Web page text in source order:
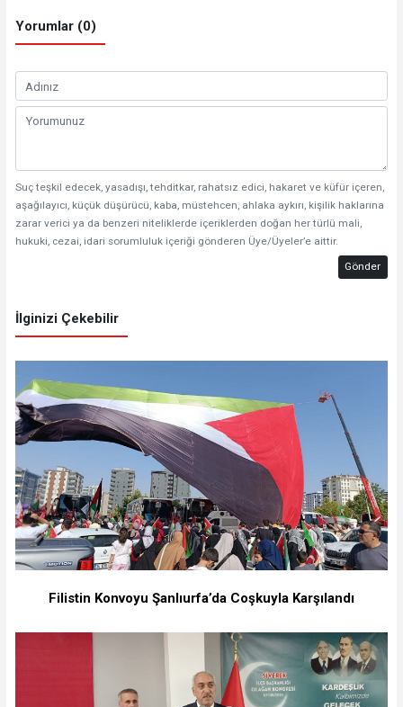
Yorumlar (0)
Suç teşkil edecek, yasadışı, tehditkar, rahatsız edici, hakaret ve küfür içeren,
aşağılayıcı, küçük düşürücü, kaba, müstehcen, ahlaka aykırı, kişilik haklarına
zarar verici ya da benzeri niteliklerde içeriklerden doğan her türlü mali,
hukuki, cezai, idari sorumluluk içeriği gönderen Üye/Üyeler’e aittir.
Gönder
İlginizi Çekebilir
Filistin Konvoyu Şanlıurfa’da Coşkuyla Karşılandı